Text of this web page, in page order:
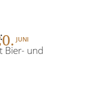
JUNI
Bier- und